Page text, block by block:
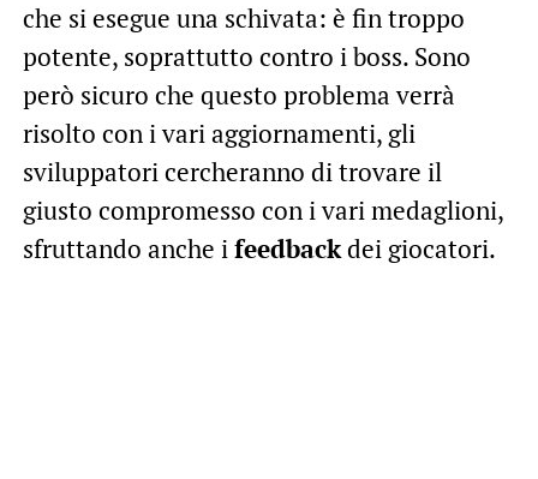
che si esegue una schivata: è fin troppo
potente, soprattutto contro i boss. Sono
però sicuro che questo problema verrà
risolto con i vari aggiornamenti, gli
sviluppatori cercheranno di trovare il
giusto compromesso con i vari medaglioni,
sfruttando anche ifeedbackdei giocatori.